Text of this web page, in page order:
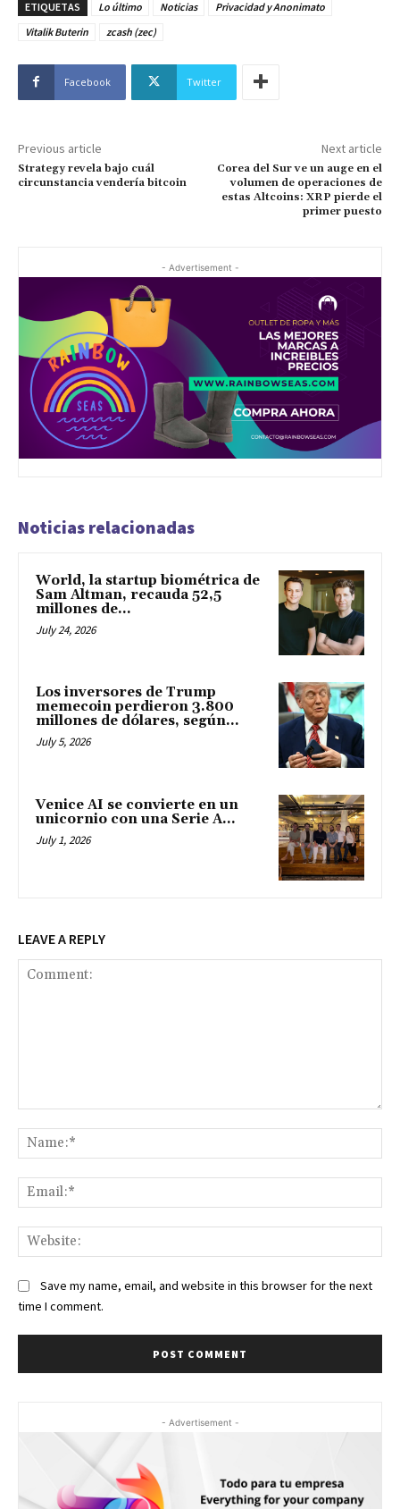
ETIQUETAS Lo último Noticias
Privacidad y Anonimato
Vitalik Buterin
zcash (zec)
Facebook Twitter
Previous article
Strategy revela bajo cuál
circunstancia vendería bitcoin
Next article
Corea del Sur ve un auge en el
volumen de operaciones de
estas Altcoins: XRP pierde el
primer puesto
- Advertisement -
Noticias relacionadas
World, la startup biométrica de
Sam Altman, recauda 52,5
millones de...
July 24, 2026
Los inversores de Trump
memecoin perdieron 3.800
millones de dólares, según...
July 5, 2026
Venice AI se convierte en un
unicornio con una Serie A...
July 1, 2026
LEAVE A REPLY
Save my name, email, and website in this browser for the next
time I comment.
- Advertisement -